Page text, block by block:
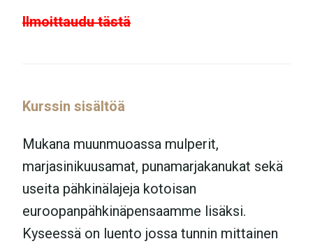
Ilmoittaudu tästä
Kurssin sisältöä
Mukana muunmuoassa mulperit,
marjasinikuusamat, punamarjakanukat sekä
useita pähkinälajeja kotoisan
euroopanpähkinäpensaamme lisäksi.
Kyseessä on luento jossa tunnin mittainen